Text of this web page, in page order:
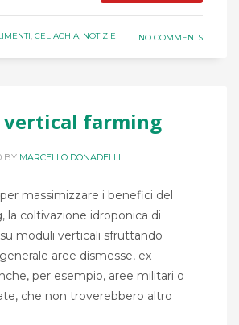
, CELIACHIA, NOTIZIE NO COMMENTS
vertical farming
BY MARCELLO DONADELLI
massimizzare i benefici del
la coltivazione idroponica di
moduli verticali sfruttando
aree dismesse, ex
per esempio, aree militari o
che non troverebbero altro